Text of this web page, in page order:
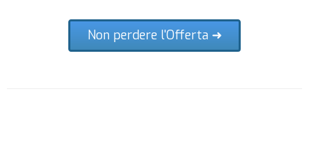
Non perdere l'Offerta ➜